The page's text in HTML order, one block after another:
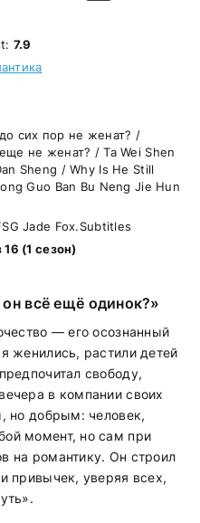
7.9
сих пор не женат? /
не женат? / Ta Wei Shen
Sheng / Why Is He Still
Guo Ban Bu Neng Jie Hun
Jade Fox.Subtitles
(1 сезон)
всё ещё одинок?»
— его осознанный
женились, растили детей
свободу,
в компании своих
но добрым: человек,
момент, но сам при
на романтику. Он строил
привычек, уверяя всех,